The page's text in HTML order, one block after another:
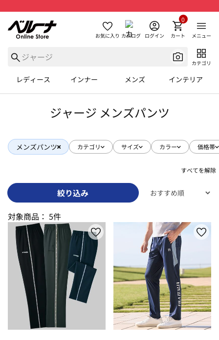
お気に入り カタログ ログイン カート
0
メニュー
カテゴリ
レディース インナー メンズ インテリア
ジャージ メンズパンツ
メンズパンツ カテゴリ サイズ カラー 価格帯
すべてを解除
絞り込み
対象商品： 5件